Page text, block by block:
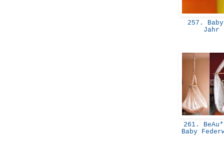
257.
Jahr
261.
Baby